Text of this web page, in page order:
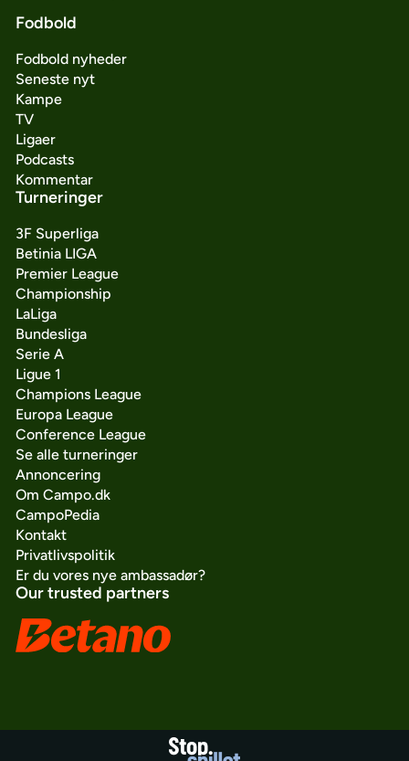
Fodbold
Fodbold nyheder
Seneste nyt
Kampe
TV
Ligaer
Podcasts
Kommentar
Turneringer
3F Superliga
Betinia LIGA
Premier League
Championship
LaLiga
Bundesliga
Serie A
Ligue 1
Champions League
Europa League
Conference League
Se alle turneringer
Annoncering
Om Campo.dk
CampoPedia
Kontakt
Privatlivspolitik
Er du vores nye ambassadør?
Our trusted partners